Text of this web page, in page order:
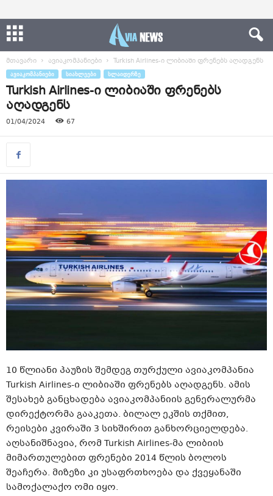
მთავარი ავიაკომპანიები Turkish Airlines-ი ლიბიაში ფრენებს აღადგენს
ᲐᲕᲘᲐᲙᲝᲛᲞᲐᲜᲘᲔᲑᲘ ᲡᲘᲐᲮᲚᲔᲔᲑᲘ ᲡᲚᲐᲘᲓᲔᲠᲖᲔ
Turkish Airlines-ი ლიბიაში ფრენებს
აღადგენს
01/04/2024 67
10 წლიანი პაუზის შემდეგ თურქული ავიაკომპანია
Turkish Airlines-ი ლიბიაში ფრენებს აღადგენს. ამის
შესახებ განცხადება ავიაკომპანიის გენერალურმა
დირექტორმა გააკეთა. ბილალ ეკშის თქმით,
რეისები კვირაში 3 სიხშირით განხორციელდება.
აღსანიშნავია, რომ Turkish Airlines-მა ლიბიის
მიმართულებით ფრენები 2014 წლის ბოლოს
შეაჩერა. მიზეზი კი უსაფრთხოება და ქვეყანაში
სამოქალაქო ომი იყო.